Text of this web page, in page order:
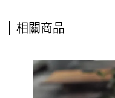
相關商品